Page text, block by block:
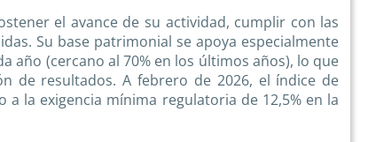
el avance de su actividad, cumplir con las
Su base patrimonial se apoya especialmente
año (cercano al 70% en los últimos años), lo que
de resultados. A febrero de 2026, el índice de
la exigencia mínima regulatoria de 12,5% en la